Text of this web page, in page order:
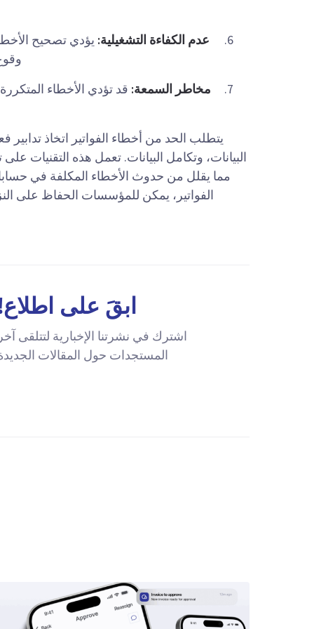
عدم الكفاءة التشغيلية: يؤدي تصحيح
مخاطر السمعة: قد تؤدي الأخطاء
يتطلب الحد من أخطاء الفواتير اتخاذ تدابير
البيانات، وتكامل البيانات. تعمل هذه التقنيات
مما يقلل من حدوث الأخطاء المكلفة في
الفواتير، يمكن للمؤسسات الحفاظ على
ابقَ على
اشترك في نشرتنا الإخبارية لتتلقى
المستجدات حول المقالات